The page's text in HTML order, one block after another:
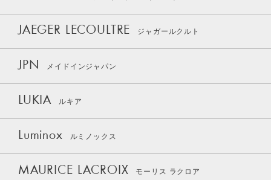
JAEGER LECOULTRE ジャガールクルト
JPN メイドインジャパン
LUKIA ルキア
Luminox ルミノックス
MAURICE LACROIX モーリス ラクロア